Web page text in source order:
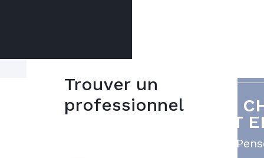
Besoin
VOTRE
EST
Trouver un
professionnel
5